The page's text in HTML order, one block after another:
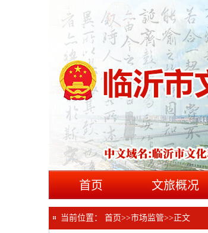
首页 文旅概况
当前位置： 首页>>市场监管>> 正文